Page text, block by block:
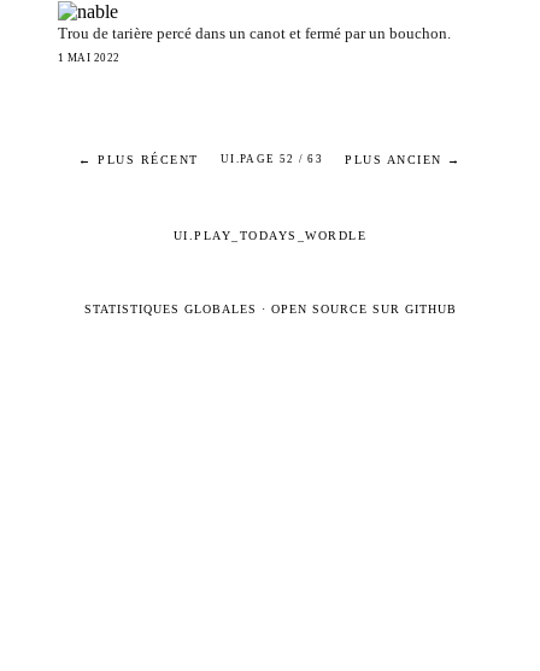
Trou de tarière percé dans un canot et fermé par un bouchon.
1 MAI 2022
← PLUS RÉCENT UI.PAGE 52 / 63 PLUS ANCIEN →
UI.PLAY_TODAYS_WORDLE
STATISTIQUES GLOBALES · OPEN SOURCE SUR GITHUB